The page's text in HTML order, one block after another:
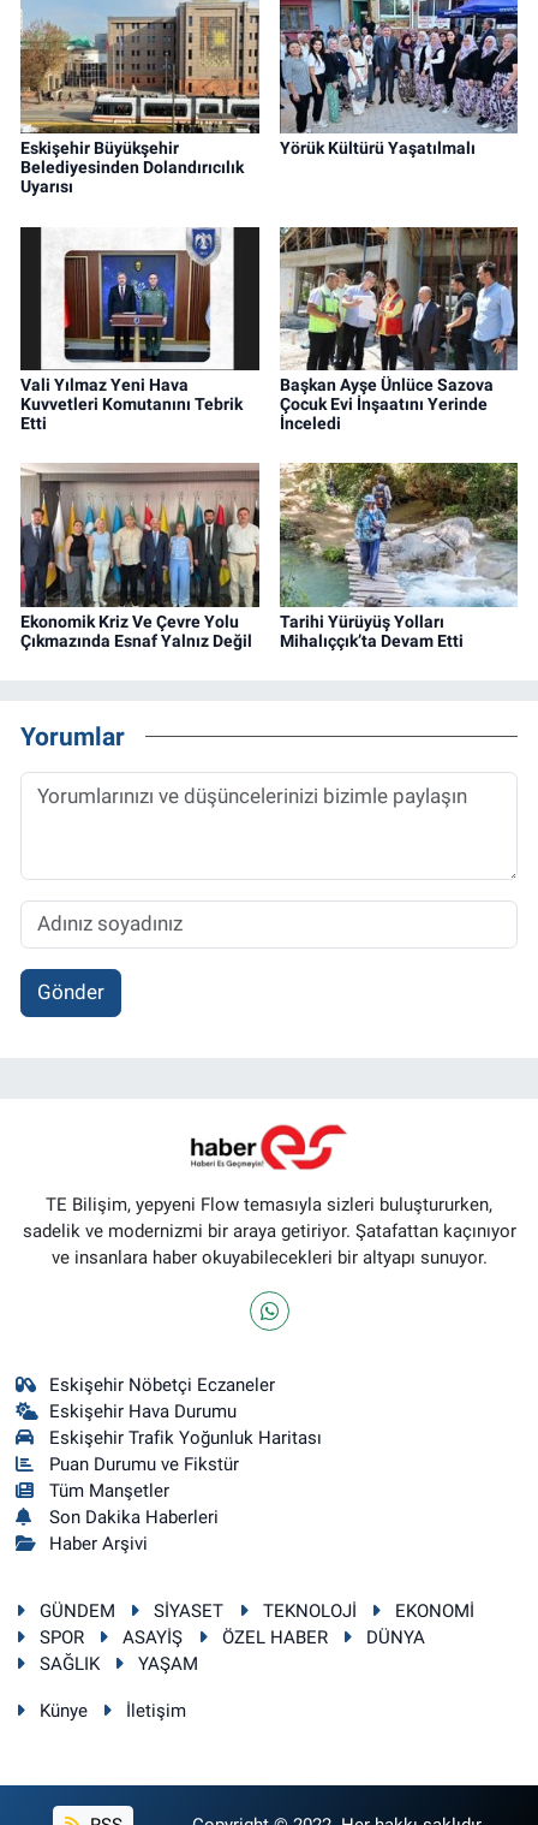
Eskişehir Büyükşehir
Belediyesinden Dolandırıcılık
Uyarısı
Yörük Kültürü Yaşatılmalı
Vali Yılmaz Yeni Hava
Kuvvetleri Komutanını Tebrik
Etti
Başkan Ayşe Ünlüce Sazova
Çocuk Evi İnşaatını Yerinde
İnceledi
Ekonomik Kriz Ve Çevre Yolu
Çıkmazında Esnaf Yalnız Değil
Tarihi Yürüyüş Yolları
Mihalıççık’ta Devam Etti
Yorumlar
Gönder
TE Bilişim, yepyeni Flow temasıyla sizleri buluştururken,
sadelik ve modernizmi bir araya getiriyor. Şatafattan kaçınıyor
ve insanlara haber okuyabilecekleri bir altyapı sunuyor.
Eskişehir Nöbetçi Eczaneler
Eskişehir Hava Durumu
Eskişehir Trafik Yoğunluk Haritası
Puan Durumu ve Fikstür
Tüm Manşetler
Son Dakika Haberleri
Haber Arşivi
GÜNDEM SİYASET TEKNOLOJİ
EKONOMİ
SPOR
ASAYİŞ ÖZEL HABER
DÜNYA
SAĞLIK
YAŞAM
Künye İletişim